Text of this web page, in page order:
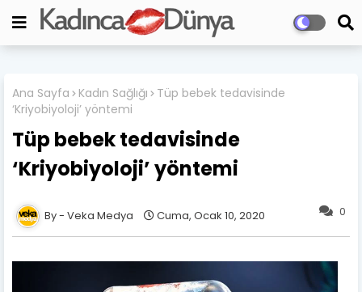
Ana Sayfa Kadın Sağlığı
Tüp bebek tedavisinde
‘Kriyobiyoloji’ yöntemi
Tüp bebek tedavisinde
‘Kriyobiyoloji’ yöntemi
0
Veka Medya Cuma, Ocak 10, 2020